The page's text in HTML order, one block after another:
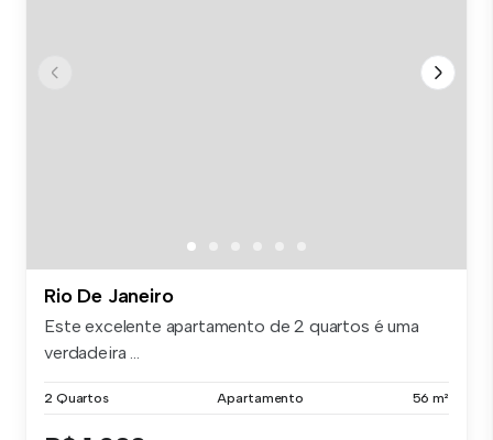
Rio De Janeiro
Este excelente apartamento de 2 quartos é uma
verdadeira ...
2 Quartos Apartamento 56 m²